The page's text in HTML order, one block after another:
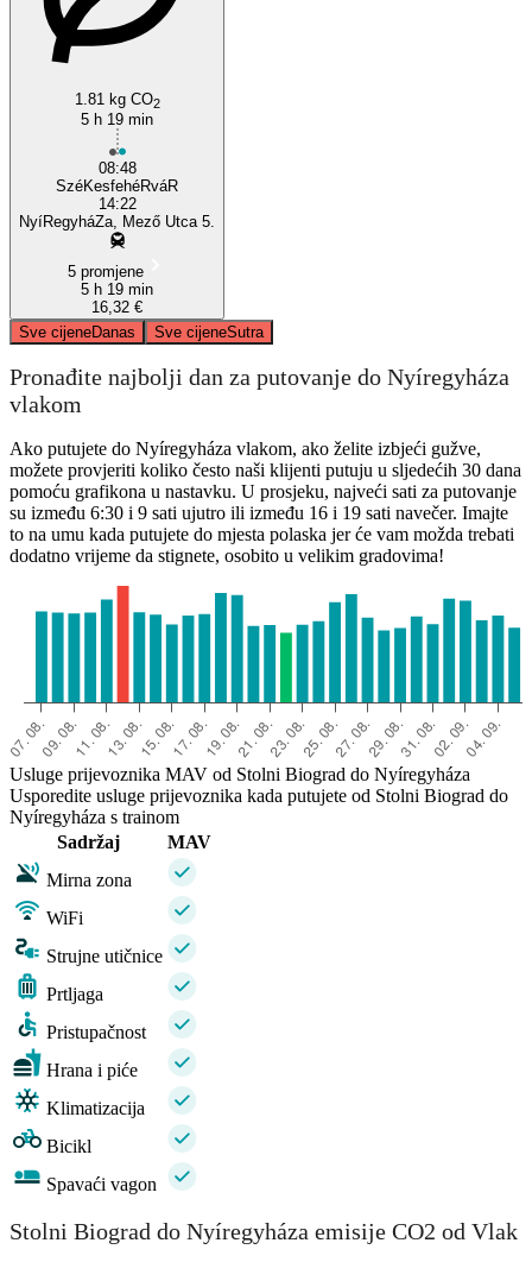
1.81 kg CO2
5 h 19 min
08:48
SzéKesfehéRváR
14:22
NyíRegyháZa, Mező Utca 5.
5 promjene
5 h 19 min
16,32 €
Sve cijeneDanas Sve cijeneSutra
Pronađite najbolji dan za putovanje do Nyíregyháza
vlakom
Ako putujete do Nyíregyháza vlakom, ako želite izbjeći gužve,
možete provjeriti koliko često naši klijenti putuju u sljedećih 30 dana
pomoću grafikona u nastavku. U prosjeku, najveći sati za putovanje
su između 6:30 i 9 sati ujutro ili između 16 i 19 sati navečer. Imajte
to na umu kada putujete do mjesta polaska jer će vam možda trebati
dodatno vrijeme da stignete, osobito u velikim gradovima!
Usluge prijevoznika MAV od Stolni Biograd do Nyíregyháza
Usporedite usluge prijevoznika kada putujete od Stolni Biograd do
Nyíregyháza s trainom
Sadržaj
MAV
Mirna zona
WiFi
Strujne utičnice
Prtljaga
Pristupačnost
Hrana i piće
Klimatizacija
Bicikl
Spavaći vagon
Stolni Biograd do Nyíregyháza emisije CO2 od Vlak